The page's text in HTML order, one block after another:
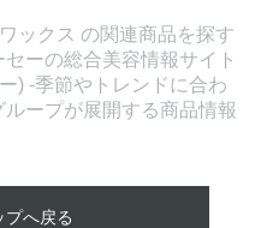
ックス の関連商品を探す
ーの総合美容情報サイト
) -季節やトレンドに合わ
ープが展開する商品情報
プへ戻る